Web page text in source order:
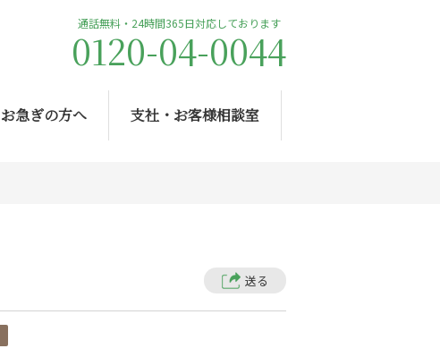
通話無料・24時間365日対応しております
0120-04-0044
お急ぎの方へ 支社・お客様相談室
送る